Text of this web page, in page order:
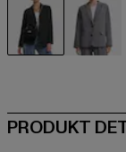
PRODUKT